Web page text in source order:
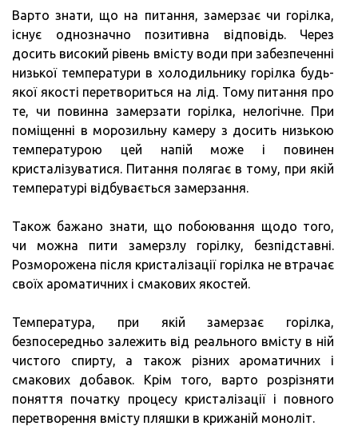
Варто знати, що на питання, замерзає чи горілка,
існує однозначно позитивна відповідь. Через
досить високий рівень вмісту води при забезпеченні
низької температури в холодильнику горілка будь-
якої якості перетвориться на лід. Тому питання про
те, чи повинна замерзати горілка, нелогічне. При
поміщенні в морозильну камеру з досить низькою
температурою цей напій може і повинен
кристалізуватися. Питання полягає в тому, при якій
температурі відбувається замерзання.
Також бажано знати, що побоювання щодо того,
чи можна пити замерзлу горілку, безпідставні.
Розморожена після кристалізації горілка не втрачає
своїх ароматичних і смакових якостей.
Температура, при якій замерзає горілка,
безпосередньо залежить від реального вмісту в ній
чистого спирту, а також різних ароматичних і
смакових добавок. Крім того, варто розрізняти
поняття початку процесу кристалізації і повного
перетворення вмісту пляшки в крижаній моноліт.